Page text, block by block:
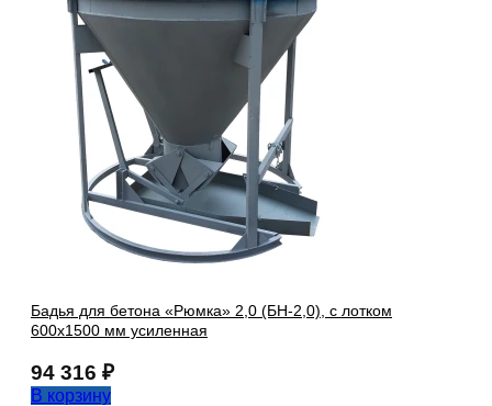
Бадья для бетона «Рюмка» 2,0 (БН-2,0), с лотком
600х1500 мм усиленная
94 316 ₽
В корзину